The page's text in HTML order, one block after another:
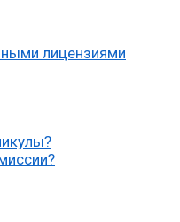
лицензиями